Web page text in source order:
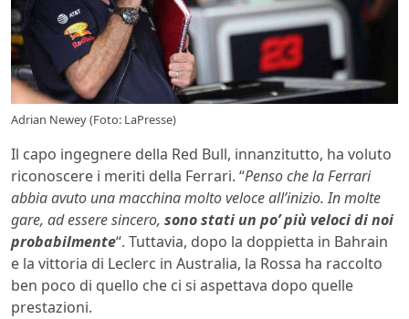
Adrian Newey (Foto: LaPresse)
Il capo ingegnere della Red Bull, innanzitutto, ha voluto
riconoscere i meriti della Ferrari. “Penso che la Ferrari
abbia avuto una macchina molto veloce all’inizio. In molte
gare, ad essere sincero, sono stati un po’ più veloci di noi
probabilmente“. Tuttavia, dopo la doppietta in Bahrain
e la vittoria di Leclerc in Australia, la Rossa ha raccolto
ben poco di quello che ci si aspettava dopo quelle
prestazioni.